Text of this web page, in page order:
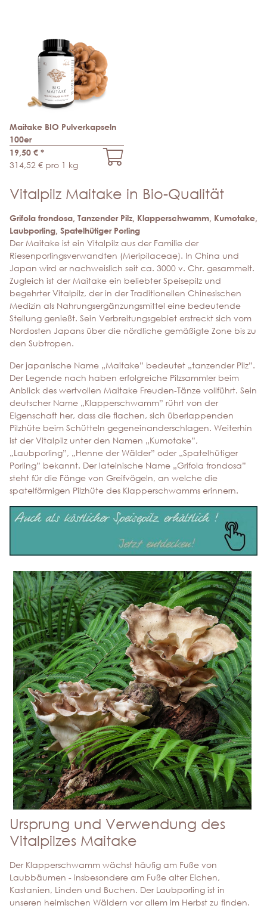
Maitake BIO Pulverkapseln
100er
19,50 € *
314,52 € pro 1 kg
Vitalpilz Maitake in Bio-Qualität
Grifola frondosa, Tanzender Pilz, Klapperschwamm, Kumotake,
Laubporling, Spatelhütiger Porling
Der Maitake ist ein Vitalpilz aus der Familie der
Riesenporlingsverwandten (Meripilaceae). In China und
Japan wird er nachweislich seit ca. 3000 v. Chr. gesammelt.
Zugleich ist der Maitake ein beliebter Speisepilz und
begehrter Vitalpilz, der in der Traditionellen Chinesischen
Medizin als Nahrungsergänzungsmittel eine bedeutende
Stellung genießt. Sein Verbreitungsgebiet erstreckt sich vom
Nordosten Japans über die nördliche gemäßigte Zone bis zu
den Subtropen.
Der japanische Name „Maitake” bedeutet „tanzender Pilz”.
Der Legende nach haben erfolgreiche Pilzsammler beim
Anblick des wertvollen Maitake Freuden-Tänze vollführt. Sein
deutscher Name „Klapperschwamm” rührt von der
Eigenschaft her, dass die flachen, sich überlappenden
Pilzhüte beim Schütteln gegeneinanderschlagen. Weiterhin
ist der Vitalpilz unter den Namen „Kumotake”,
„Laubporling”, „Henne der Wälder” oder „Spatelhütiger
Porling” bekannt. Der lateinische Name „Grifola frondosa”
steht für die Fänge von Greifvögeln, an welche die
spatelförmigen Pilzhüte des Klapperschwamms erinnern.
Ursprung und Verwendung des
Vitalpilzes Maitake
Der Klapperschwamm wächst häufig am Fuße von
Laubbäumen - insbesondere am Fuße alter Eichen,
Kastanien, Linden und Buchen. Der Laubporling ist in
unseren heimischen Wäldern vor allem im Herbst zu finden.